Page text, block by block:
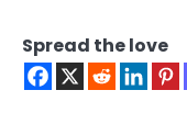
Spread the love